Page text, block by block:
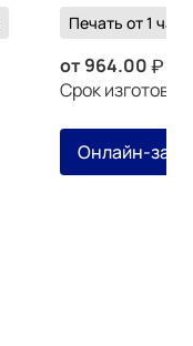
Печать от 1 часа
от964.00
Срок
Онлайн-